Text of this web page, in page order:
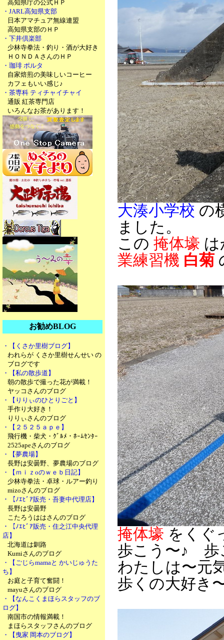
高知県庁の公式ＨＰ
・JARL高知県支部
日本アマチュア無線連盟
高知県支部のＨＰ
・下井倶楽部
少林寺拳法・釣り・酒が大好き
ＨＯＮＤＡさんのＨＰ
・珈琲 ポルタ
自家焙煎の美味しいコーヒー
カフェもいい感じ♪
・茶専科 ティチャイチャイ
通販 紅茶専門店
いろんなお茶があります！
お勧めBLOG
・【くさか里樹ブログ】
われらが くさか里樹せんせい の
ブログです
・【私の散歩道】
朝の散歩で撮った花が満載！
ヤッコさんのブログ
・【りりぃのひとりごと】
手作り大好き！
りりぃさんのブログ
・【２５２５ａｐｅ】
飛行機・柴犬・ｸﾞﾙﾒ・ﾎｰﾑｾﾝﾀｰ
2525apeさんのブログ
・【夢農場】
長野は安曇野、夢農場のブログ
・【ｍｉｚoのｗｅｂ日記】
少林寺拳法・卓球・ルアー釣り
mizoさんのブログ
・【ﾉｴﾋﾞｱ販売・吾妻中代理店】
長野は安曇野
こたろうははさんのブログ
・【ﾉｴﾋﾞｱ販売・住之江中央代理
店】
北海道は釧路
Kumiさんのブログ
・【ごじらmamaと かいじゅうた
ち】
お庭と子育て奮闘！
mayuさんのブログ
・【なんこくまほらスタッフのブ
ログ】
南国市の情報満載！
まほらスタッフさんのブログ
・【曳家 岡本のブログ】
大湊小学校 の
ました。
この 掩体壕
業練習機 白菊
掩体壕 をくぐ
歩こう〜♪ 歩
わたしは〜
歩くの大好き